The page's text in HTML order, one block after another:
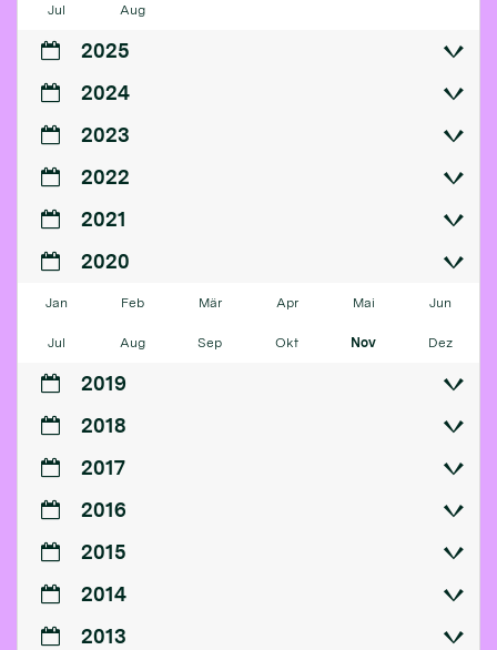
Jul Aug
2025
2024
2023
2022
2021
2020
Jan Feb Mär Apr Mai Jun
Jul Aug Sep Okt Nov Dez
2019
2018
2017
2016
2015
2014
2013